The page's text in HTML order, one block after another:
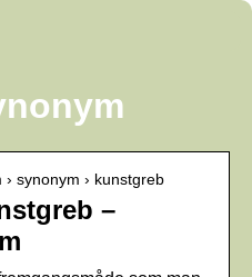
synonym › kunstgreb
–